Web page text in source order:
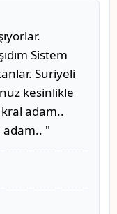
Sistem
Suriyeli
kesinlikle
adam..
adam.. "